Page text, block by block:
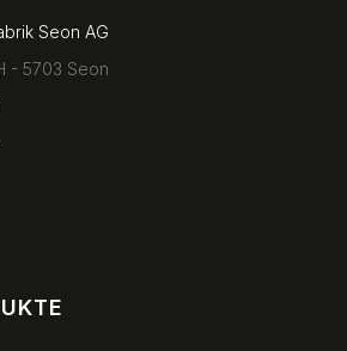
Seon AG
- 5703 Seon